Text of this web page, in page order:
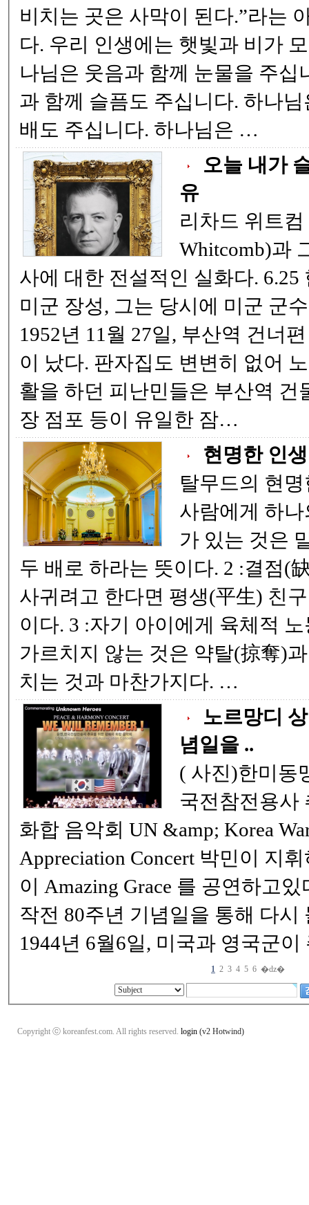
비치는 곳은 사막이 된다.”라는
다. 우리 인생에는 햇빛과 비가 모두 필요합니다. 하
나님은 웃음과 함께 눈물을 주십
과 함께 슬픔도 주십니다. 하나
배도 주십니다. 하나님은 …
오늘 내가
유
리차드 위트컴
Whitcomb)과
사에 대한 전설적인 실화다. 6.25 한국전쟁에 참전한
미군 장성, 그는 당시에 미군 군수사령관이었다.
1952년 11월 27일, 부산역 건너
이 났다. 판자집도 변변히 없어 노숙자에 가까운 생
활을 하던 피난민들은 부산역 건
장 점포 등이 유일한 잠…
현명한 인
탈무드의 현명
사람에게 하
가 있는 것은
두 배로 하라는 뜻이다. 2 :결점(缺點)이 없는 친구를
사귀려고 한다면 평생(平生) 친
이다. 3 :자기 아이에게 육체적 노동(肉體的 勞動)을
가르치지 않는 것은 약탈(掠奪)
치는 것과 마찬가지다. …
노르망디
념일을 ..
( 사진)한미동맹을 기념하고 , 한
국전참전용사 추모를 위한 평화와
화합 음악회 UN &amp; Korea War Veterans
Appreciation Concert 박민이 지휘하는 애틀랜타 필 ~
이 Amazing Grace 를 공연하고있다 . 노르망디 상륙
작전 80주년 기념일을 통해 다시
1944년 6월6일, 미국과 영국군
1 2 3 4 5 6 �ǳ�
Copyright ⓒ koreanfest.com. All rights reserved. login (v2 Hotwind)